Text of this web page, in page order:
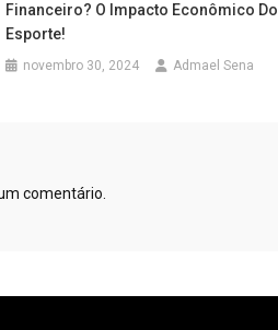
Financeiro? O Impacto Econômico Do
Esporte!
novembro 30, 2024 Admael Sena
comentário.